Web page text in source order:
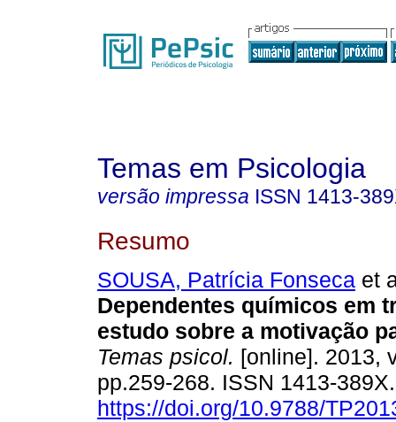
Temas em Psicologia
versão impressa ISSN 1413-
Resumo
SOUSA, Patrícia Fonseca et
Dependentes químicos em
estudo sobre a motivação
Temas psicol. [online]. 2013,
pp.259-268. ISSN 1413-
https://doi.org/10.9788/